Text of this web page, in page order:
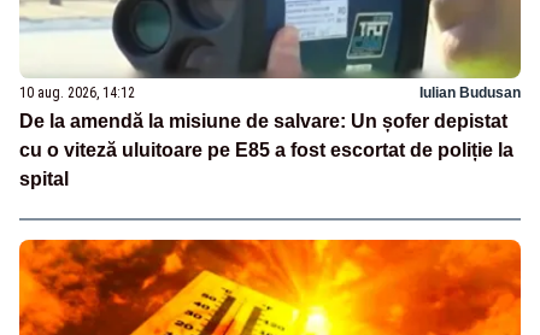
10 aug. 2026, 14:12 Iulian Budusan
De la amendă la misiune de salvare: Un șofer depistat
cu o viteză uluitoare pe E85 a fost escortat de poliție la
spital